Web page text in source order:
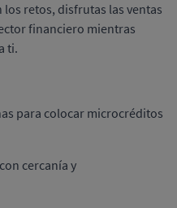
retos, disfrutas las ventas
financiero mientras
ti.
para colocar microcréditos
cercanía y